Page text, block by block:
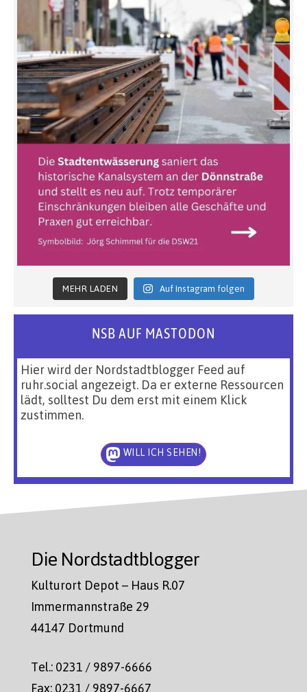
MEHR LADEN Auf Instagram folgen
NSB AUF MASTODON
Hier wird der Nordstadtblogger Feed auf
ruhr.social angezeigt. Da er externe Ressourcen
lädt, solltest Du dem erst mit einem Klick
zustimmen.
WILL ICH SEHEN!
Die Nordstadtblogger
Kulturort Depot – Haus R.07
Immermannstraße 29
44147 Dortmund
Tel.: 0231 / 9897-6666
Fax: 0231 / 9897-6667